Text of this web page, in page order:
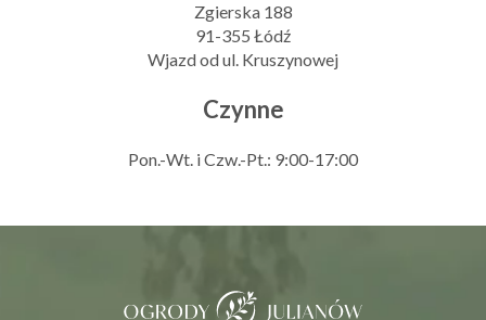
Zgierska 188
91-355 Łódź
Wjazd od ul. Kruszynowej
Czynne
Pon.-Wt. i Czw.-Pt.: 9:00-17:00